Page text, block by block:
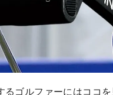
ゴルファーにはココ